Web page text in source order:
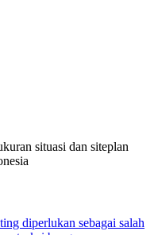
situasi dan siteplan
diperlukan sebagai salah